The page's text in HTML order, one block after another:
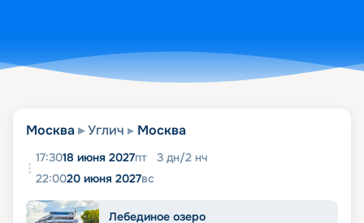
Москва Углич Москва
17:3018 июня 2027пт 3 дн/2 нч
22:0020 июня 2027вс
Лебединое озеро